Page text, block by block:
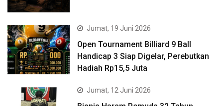
Jumat, 19 Juni 2026
Open Tournament Billiard 9 Ball
Handicap 3 Siap Digelar, Perebutkan
Hadiah Rp15,5 Juta
Jumat, 12 Juni 2026